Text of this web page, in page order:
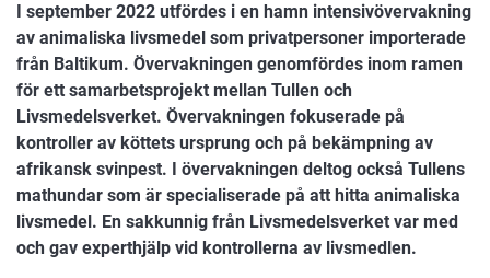
I september 2022 utfördes i en hamn intensivövervakning
av animaliska livsmedel som privatpersoner importerade
från Baltikum. Övervakningen genomfördes inom ramen
för ett samarbetsprojekt mellan Tullen och
Livsmedelsverket. Övervakningen fokuserade på
kontroller av köttets ursprung och på bekämpning av
afrikansk svinpest. I övervakningen deltog också Tullens
mathundar som är specialiserade på att hitta animaliska
livsmedel. En sakkunnig från Livsmedelsverket var med
och gav experthjälp vid kontrollerna av livsmedlen.